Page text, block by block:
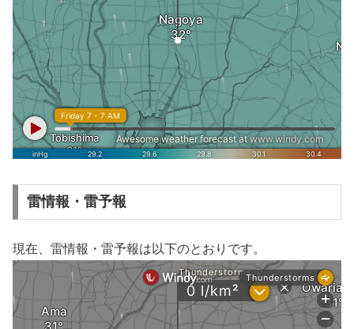
雷情報・雷予報
現在、雷情報・雷予報は以下のとおりです。